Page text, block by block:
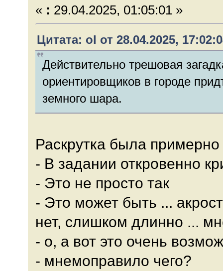
« : 29.04.2025, 01:05:01 »
Цитата: ol от 28.04.2025,
Действительно трешовая
ориентировщиков в городе
земного шара.
Раскрутка была примерно
- В задании откровенно
- Это не просто так
- Это может быть ...
нет, слишком длинно ...
- о, а вот это очень
- мнемоправило чего?